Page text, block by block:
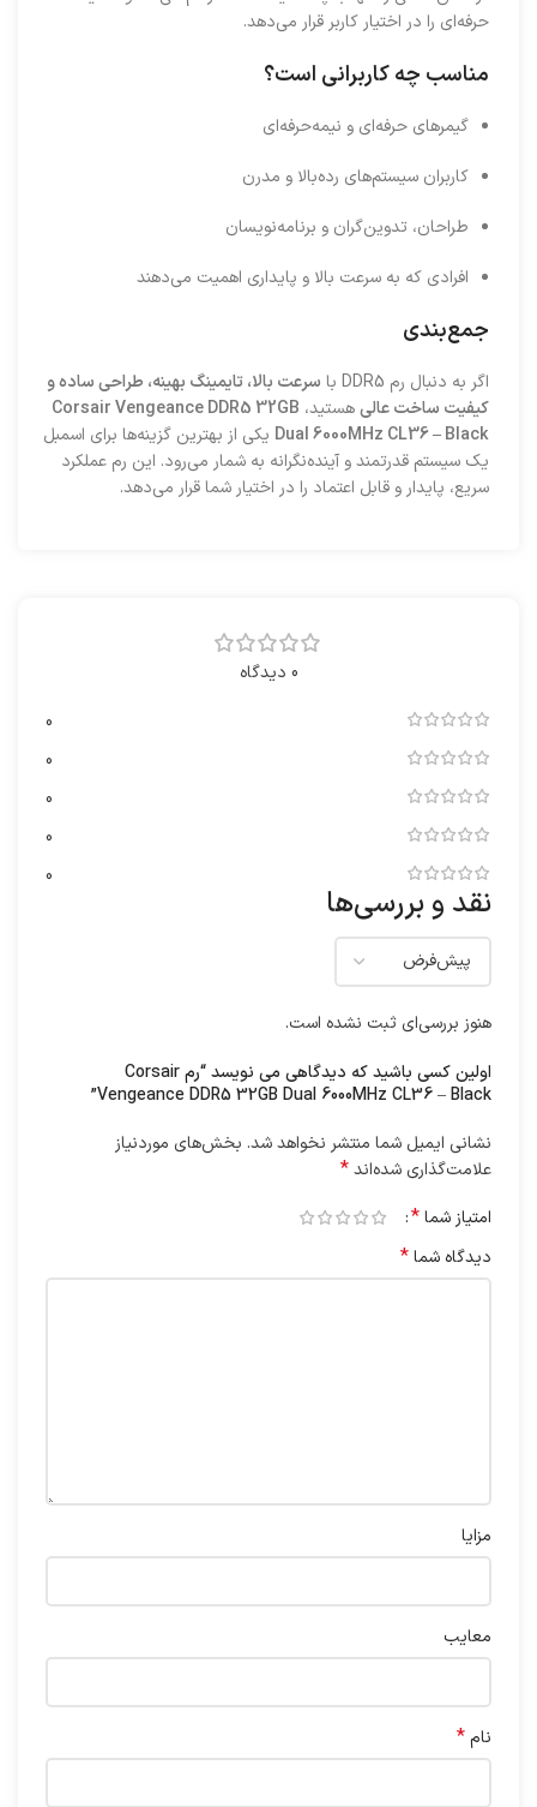
حرفه‌ای را در اختیار کاربر قرار می‌دهد.
مناسب چه کاربرانی است؟
گیمرهای حرفه‌ای و نیمه‌حرفه‌ای
کاربران سیستم‌های رده‌بالا و مدرن
طراحان، تدوین‌گران و برنامه‌نویسان
افرادی که به سرعت بالا و پایداری اهمیت می‌دهند
جمع‌بندی
اگر به دنبال رم DDR5 با
سرعت بالا، تایمینگ بهینه، طراحی ساده و
کیفیت ساخت عالیهستید، Corsair Vengeance DDR5 32GB
Dual 6000MHz CL36 – Black یکی از بهترین گزینه‌ها برای اسمبل
یک سیستم قدرتمند و آینده‌نگرانه به شمار می‌رود. این رم عملکرد
سریع، پایدار و قابل اعتماد را در اختیار شما قرار می‌دهد.
0 دیدگاه
0
0
0
0
0
نقد و بررسی‌ها
هنوز بررسی‌ای ثبت نشده است.
اولین کسی باشید که دیدگاهی می نویسد “رم Corsair
Vengeance DDR5 32GB Dual 6000MHz CL36 – Black”
نشانی ایمیل شما منتشر نخواهد شد. بخش‌های موردنیاز
علامت‌گذاری شده‌اند*
امتیاز شما*
دیدگاه شما*
مزایا
معایب
نام*